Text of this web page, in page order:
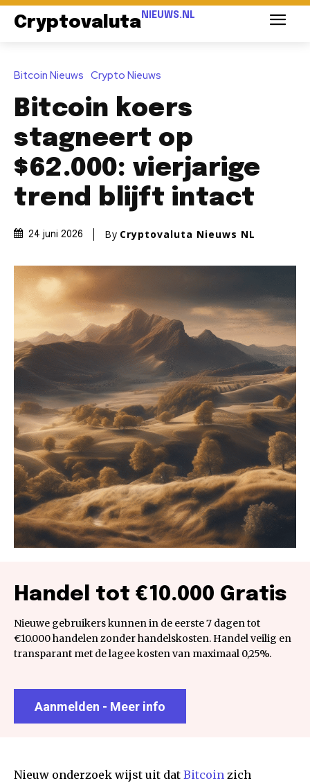
Cryptovaluta NIEUWS.NL
Bitcoin Nieuws Crypto Nieuws
Bitcoin koers
stagneert op
$62.000: vierjarige
trend blijft intact
24 juni 2026 By Cryptovaluta Nieuws NL
Handel tot €10.000 Gratis
Nieuwe gebruikers kunnen in de eerste 7 dagen tot
€10.000 handelen zonder handelskosten. Handel veilig en
transparant met de lagee kosten van maximaal 0,25%.
Aanmelden - Meer info
Nieuw onderzoek wijst uit dat Bitcoin zich